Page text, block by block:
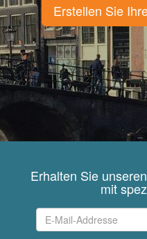
Erstellen Sie
Erhalten Sie
mit